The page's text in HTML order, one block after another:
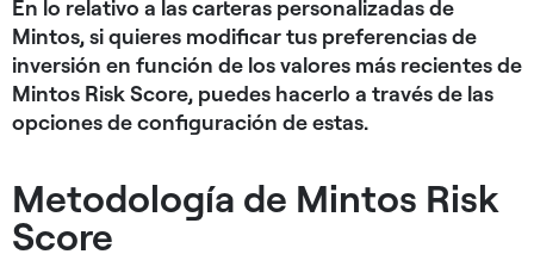
En lo relativo a las carteras personalizadas de
Mintos, si quieres modificar tus preferencias de
inversión en función de los valores más recientes de
Mintos Risk Score, puedes hacerlo a través de las
opciones de configuración de estas.
Metodología de Mintos Risk
Score